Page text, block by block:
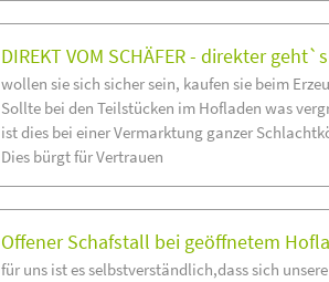
DIREKT VOM SCHÄFER - direkter
wollen sie sich sicher sein, kaufen sie beim
Sollte bei den Teilstücken im Hofladen was
ist dies bei einer Vermarktung ganzer
Dies bürgt für Vertrauen
Offener Schafstall bei geöffnetem
für uns ist es selbstverständlich,dass sich